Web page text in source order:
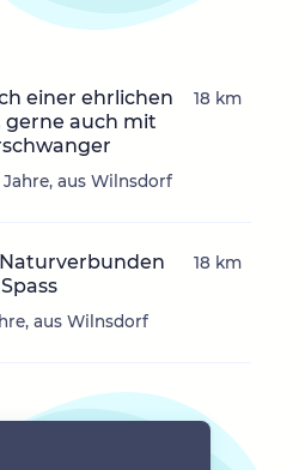
einer ehrlichen
gerne auch mit
Jahre, aus Wilnsdorf
18 km
aus Wilnsdorf
18 km